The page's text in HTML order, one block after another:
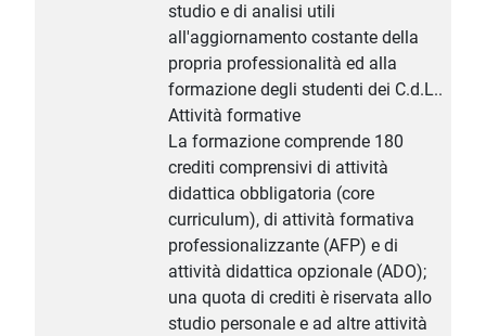
studio e di analisi utili
all'aggiornamento costante della
propria professionalità ed alla
formazione degli studenti dei C.d.L..
Attività formative
La formazione comprende 180
crediti comprensivi di attività
didattica obbligatoria (core
curriculum), di attività formativa
professionalizzante (AFP) e di
attività didattica opzionale (ADO);
una quota di crediti è riservata allo
studio personale e ad altre attività